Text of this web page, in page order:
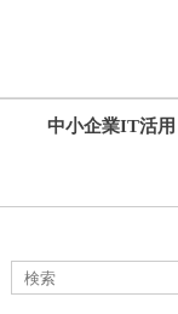
中小企業IT活用